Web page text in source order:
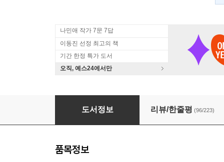
나민애 작가 7문 7답
이동진 선정 최고의 책
기간 한정 특가 도서
오직, 예스24에서만
청춘의 문장들
도서정보 리뷰/한줄평 (96/223)
품목정보